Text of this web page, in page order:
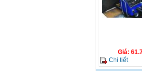
Giá:
Chi tiết